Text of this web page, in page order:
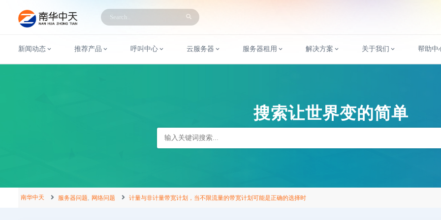
新闻动态 推荐产品 呼叫中心 云服务器 服务器租用 解决方案 关于我们 帮助中
搜索让世界变的简单
南华中天 服务器问题, 网络问题 计量与非计量带宽计划，当不限流量的带宽计划可能是正确的选择时